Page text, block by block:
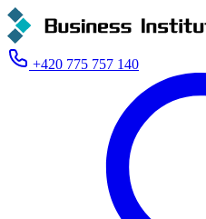
+420 775 757 140